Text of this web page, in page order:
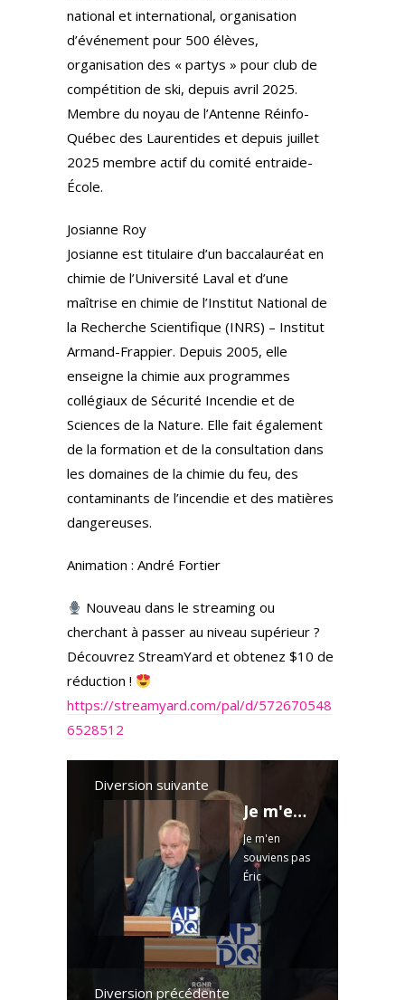
national et international, organisation
d’événement pour 500 élèves,
organisation des « partys » pour club de
compétition de ski, depuis avril 2025.
Membre du noyau de l’Antenne Réinfo-
Québec des Laurentides et depuis juillet
2025 membre actif du comité entraide-
École.
Josianne Roy
Josianne est titulaire d’un baccalauréat en
chimie de l’Université Laval et d’une
maîtrise en chimie de l’Institut National de
la Recherche Scientifique (INRS) – Institut
Armand-Frappier. Depuis 2005, elle
enseigne la chimie aux programmes
collégiaux de Sécurité Incendie et de
Sciences de la Nature. Elle fait également
de la formation et de la consultation dans
les domaines de la chimie du feu, des
contaminants de l’incendie et des matières
dangereuses.
Animation : André Fortier
Nouveau dans le streaming ou
cherchant à passer au niveau supérieur ?
Découvrez StreamYard et obtenez $10 de
réduction !
https://streamyard.com/pal/d/572670548
6528512
Diversion suivante
Je m'en souviens pas Éric Ducharme
Je m'en
souviens pas
Éric
Ducharme
des directs :
Lundi au
vendredi à
18 h
Diversion précédente